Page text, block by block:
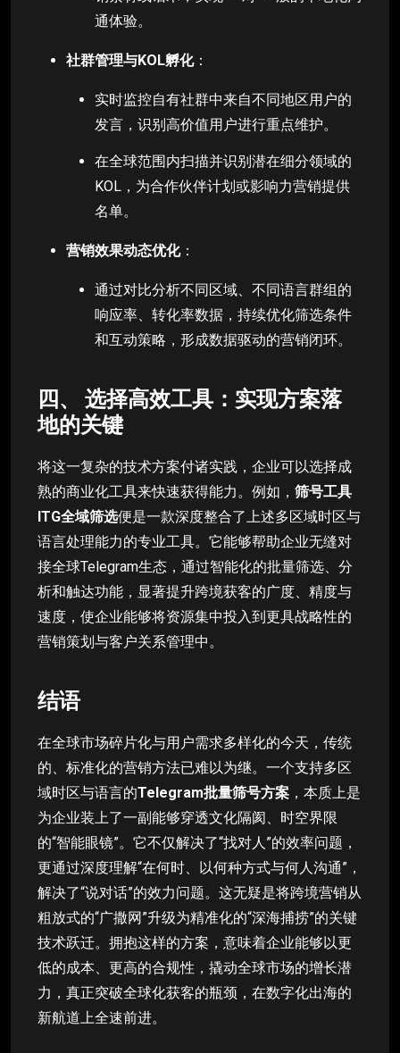
通体验。
社群管理与KOL孵化：
实时监控自有社群中来自不同地区用户的
发言，识别高价值用户进行重点维护。
在全球范围内扫描并识别潜在细分领域的
KOL，为合作伙伴计划或影响力营销提供
名单。
营销效果动态优化：
通过对比分析不同区域、不同语言群组的
响应率、转化率数据，持续优化筛选条件
和互动策略，形成数据驱动的营销闭环。
四、 选择高效工具：实现方案落
地的关键
将这一复杂的技术方案付诸实践，企业可以选择成
熟的商业化工具来快速获得能力。例如， 筛号工具
ITG全域筛选便是一款深度整合了上述多区域时区与
语言处理能力的专业工具。它能够帮助企业无缝对
接全球Telegram生态，通过智能化的批量筛选、分
析和触达功能，显著提升跨境获客的广度、精度与
速度，使企业能够将资源集中投入到更具战略性的
营销策划与客户关系管理中。
结语
在全球市场碎片化与用户需求多样化的今天，传统
的、标准化的营销方法已难以为继。一个支持多区
域时区与语言的Telegram批量筛号方案 ，本质上是
为企业装上了一副能够穿透文化隔阂、时空界限
的“智能眼镜”。它不仅解决了“找对人”的效率问题，
更通过深度理解“在何时、以何种方式与何人沟通”，
解决了“说对话”的效力问题。这无疑是将跨境营销从
粗放式的“广撒网”升级为精准化的“深海捕捞”的关键
技术跃迁。拥抱这样的方案，意味着企业能够以更
低的成本、更高的合规性，撬动全球市场的增长潜
力，真正突破全球化获客的瓶颈，在数字化出海的
新航道上全速前进。